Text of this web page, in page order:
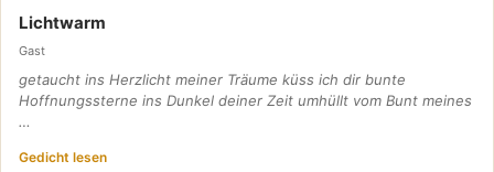
Lichtwarm
Gast
getaucht ins Herzlicht meiner Träume küss ich dir bunte
Hoffnungssterne ins Dunkel deiner Zeit umhüllt vom Bunt meines
…
Gedicht lesen